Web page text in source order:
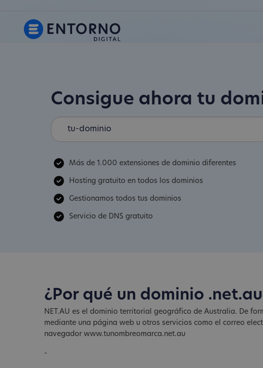
Consigue ahora tu
Más de 1.000 extensiones de dominio diferentes
Hosting gratuito en todos los dominios
Gestionamos todos tus dominios
Servicio de DNS gratuito
¿Por qué un dominio
NET.AU es el dominio territorial geográfico de Australia. De
mediante una página web u otros servicios como el correo
navegador www.tunombreomarca.net.au
-